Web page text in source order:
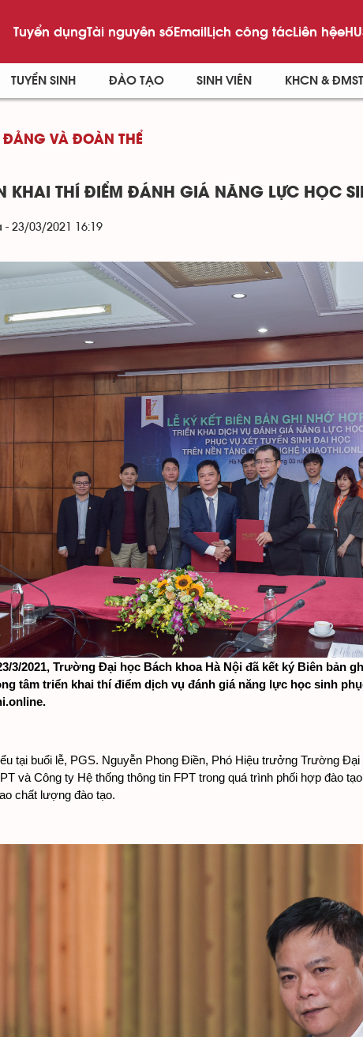
Tuyển dụngTài nguyên sốEmailLịch công tácLiên hệ
TUYỂN SINH ĐÀO TẠO SINH VIÊN KHCN & ĐMST
VÀ ĐOÀN THỂ
KHAI THÍ ĐIỂM ĐÁNH GIÁ NĂNG LỰC HỌC
- 23/03/2021 16:19
3/2021, Trường Đại học Bách khoa Hà Nội đã kết ký Biên bản
tâm triển khai thí điểm dịch vụ đánh giá năng lực học sinh
tại buổi lễ, PGS. Nguyễn Phong Điền, Phó Hiệu trưởng Trường
và Công ty Hệ thống thông tin FPT trong quá trình phối hợp đào
chất lượng đào tạo.